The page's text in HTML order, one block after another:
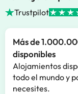
Trustpilot
Más de
disponibles
Alojamientos
todo el mundo y
necesites.